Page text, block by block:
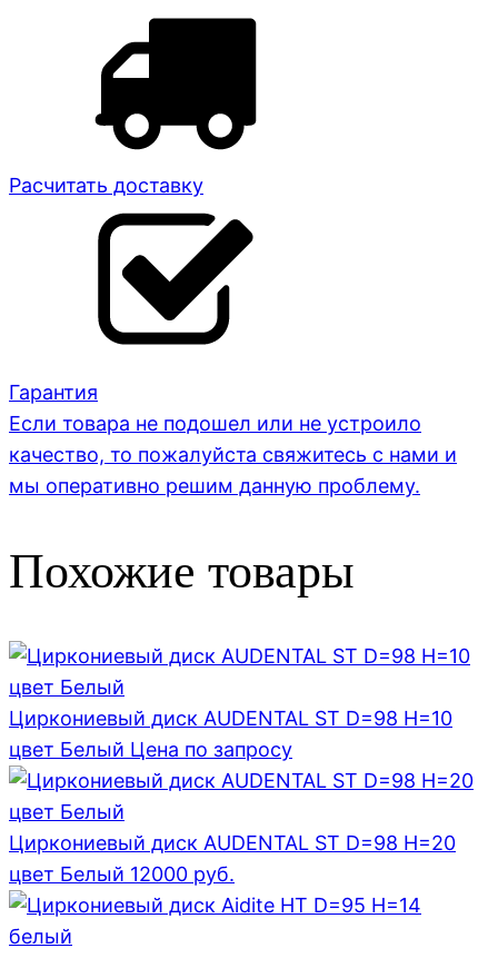
Расчитать доставку
Гарантия
Если товара не подошел или не устроило
качество, то пожалуйста свяжитесь с нами и
мы оперативно решим данную проблему.
Похожие товары
Циркониевый диск AUDENTAL ST D=98 H=10
цвет Белый Цена по запросу
Циркониевый диск AUDENTAL ST D=98 H=20
цвет Белый 12000 руб.